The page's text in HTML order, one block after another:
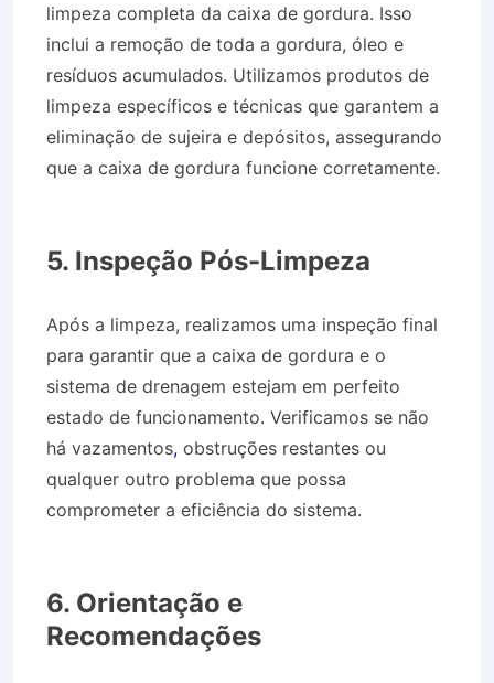
limpeza completa da caixa de gordura. Isso
inclui a remoção de toda a gordura, óleo e
resíduos acumulados. Utilizamos produtos de
limpeza específicos e técnicas que garantem a
eliminação de sujeira e depósitos, assegurando
que a caixa de gordura funcione corretamente.
5. Inspeção Pós-Limpeza
Após a limpeza, realizamos uma inspeção final
para garantir que a caixa de gordura e o
sistema de drenagem estejam em perfeito
estado de funcionamento. Verificamos se não
há vazamentos, obstruções restantes ou
qualquer outro problema que possa
comprometer a eficiência do sistema.
6. Orientação e
Recomendações